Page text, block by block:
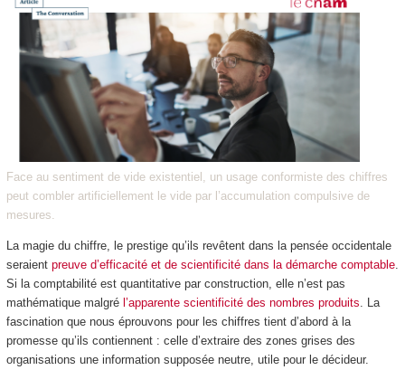
Face au sentiment de vide existentiel, un usage conformiste des chiffres
peut combler artificiellement le vide par l’accumulation compulsive de
mesures.
La magie du chiffre, le prestige qu’ils revêtent dans la pensée occidentale
seraient preuve d’efficacité et de scientificité dans la démarche comptable.
Si la comptabilité est quantitative par construction, elle n’est pas
mathématique malgré l’apparente scientificité des nombres produits. La
fascination que nous éprouvons pour les chiffres tient d’abord à la
promesse qu’ils contiennent : celle d’extraire des zones grises des
organisations une information supposée neutre, utile pour le décideur.